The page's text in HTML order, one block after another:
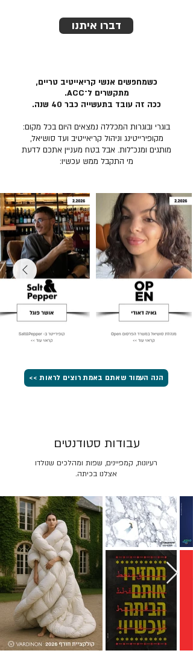
דברו איתנו
כשמחפשים אנשי קריאייטיב טריים,
מתקשרים ל־ACC.
ככה זה עובד בתעשייה כבר 40 שנה.
בוגרי ובוגרות המכללה נמצאים היום בכל מקום:
מקופירייטינג וניהול קריאייטיב ועד סושיאל,
מותגים ומנכ״לות. אבל בטח מעניין אתכם לדעת
מי התקבל ממש עכשיו:
הנה העמוד שאתם באמת רוצים לראות >>
רעיונות, קמפיינים, שפות ומהלכים שנולדו
אצלנו בכיתה.
עבודות סטודנטים